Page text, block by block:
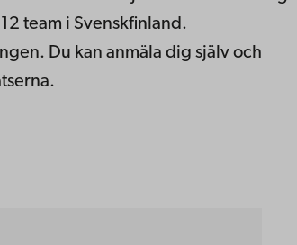
team i Svenskfinland.
Du kan anmäla dig själv och